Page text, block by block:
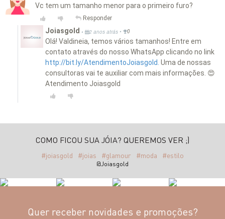
Vc tem um tamanho menor para o primeiro furo?
Responder
Joiasgold • 2 anos atrás • 0
Olá! Valdineia, temos vários tamanhos! Entre em
contato através do nosso WhatsApp clicando no link
http://bit.ly/AtendimentoJoiasgold. Uma de nossas
consultoras vai te auxiliar com mais informações. 😍
Atendimento Joiasgold
COMO FICOU SUA JÓIA? QUEREMOS VER ;)
#joiasgold #joias #glamour #moda #estilo
@Joiasgold
Quer receber novidades e promoções?